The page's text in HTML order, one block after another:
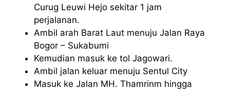
Curug Leuwi Hejo sekitar 1 jam
perjalanan.
Ambil arah Barat Laut menuju Jalan Raya
Bogor – Sukabumi
Kemudian masuk ke tol Jagowari.
Ambil jalan keluar menuju Sentul City
Masuk ke Jalan MH. Thamrinm hingga